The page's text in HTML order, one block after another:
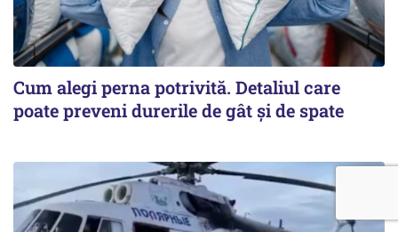
Cum alegi perna potrivită. Detaliul care
poate preveni durerile de gât și de spate